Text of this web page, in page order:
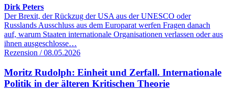
Dirk Peters
Der Brexit, der Rückzug der USA aus der UNESCO oder
Russlands Ausschluss aus dem Europarat werfen Fragen danach
auf, warum Staaten internationale Organisationen verlassen oder aus
ihnen ausgeschlosse…
Rezension / 08.05.2026
Moritz Rudolph: Einheit und Zerfall. Internationale
Politik in der älteren Kritischen Theorie